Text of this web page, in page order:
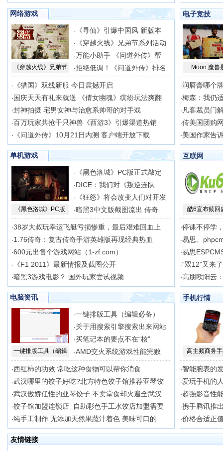
网络游戏
《穿越火线》兄弟节
· 《寻仙》引爆中国风 新版本
· 《穿越火线》兄弟节系列活动
·万能小助手 《问道外传》帮
·拒绝低调！《问道外传》排名
· 《猎国》双线新服 今日震撼开启
· 国庆天天有礼来就送 《倩女幽魂》缤纷玩法爽翻
·封神拍摄 宅男女神与治愈系帅哥的对手戏
·百万玩家共抢千只神兽《西游3》引爆渠道热销
· 《问道外传》10月21日内测 客户端开放下载
电子竞技
Moon:魔兽
·润唇膏哪个
·梅森：我仍
· 凡客裁员门
·传美国团购
·美国作家告
单机游戏
《黑色洛城》PC版
· 《黑色洛城》PC版正式敲定
·DICE：我们对《叛逆连队
· 《狂怒》将会改变人们对开发
·暗黑3中文版截图流出 传奇
·38岁大叔玩幸运飞艇亏损惨重，最后艰难回血上
·1.76传奇：复古传奇手游英雄版再现经典热血
·600元出售个游戏网站（1-zf.com）
· 《F1 2011》最新情报及截图公开
·暗黑3游戏电影？ 国外玩家尝试视频
互联网
酷6宣布赎回
·停课不停学
·易思、
·易思
·“双12”又来
·高朋欧阳云
电脑资讯
一键排版工具（编辑
·一键排版工具（编辑必备）
·关于用搜索引擎搜索出来网站
·买笔记本的要点不在“核”
·AMD交火系统游戏性能完败
·西红柿的功效 常吃这种食物可以帮你消食
·武汉哪里的饺子好吃?北方特色饺子馆推荐亚琴饺
·武汉傲娇任性的亚琴饺子 不卖堂食却火遍全武汉
·饺子馆加盟连锁店_自助彩色手工水饺店加盟需要
·纯手工制作 无添加天然果蔬汁着色 美味可口的
手机行情
高主频商务
·智能腕表的
·爱玩手机的
·超强影音性
·携手腾讯推
·价格合适正
友情链接